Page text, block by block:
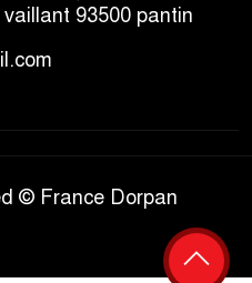
vaillant 93500 pantin
© France Dorpan